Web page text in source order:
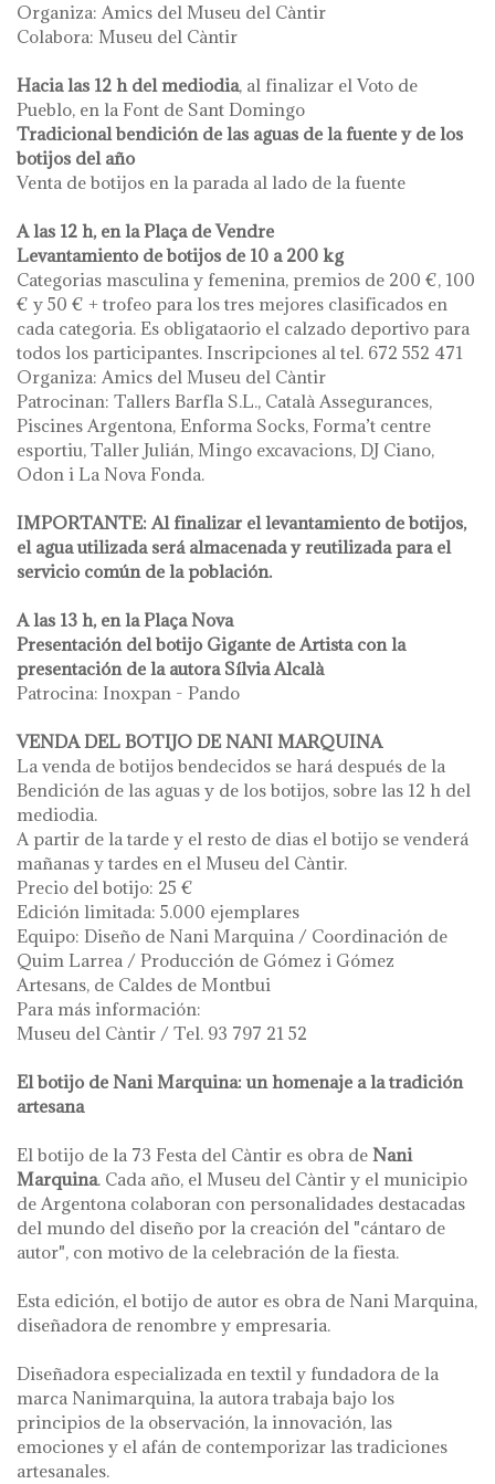
Organiza: Amics del Museu del Càntir
Colabora: Museu del Càntir
Hacia las 12 h del mediodia, al finalizar el Voto de
Pueblo, en la Font de Sant Domingo
Tradicional bendición de las aguas de la fuente y de los
botijos del año
Venta de botijos en la parada al lado de la fuente
A las 12 h, en la Plaça de Vendre
Levantamiento de botijos de 10 a 200 kg
Categorias masculina y femenina, premios de 200 €, 100
€ y 50 € + trofeo para los tres mejores clasificados en
cada categoria. Es obligataorio el calzado deportivo para
todos los participantes. Inscripciones al tel. 672 552 471
Organiza: Amics del Museu del Càntir
Patrocinan: Tallers Barfla S.L., Català Assegurances,
Piscines Argentona, Enforma Socks, Forma’t centre
esportiu, Taller Julián, Mingo excavacions, DJ Ciano,
Odon i La Nova Fonda.
IMPORTANTE: Al finalizar el levantamiento de botijos,
el agua utilizada será almacenada y reutilizada para el
servicio común de la población.
A las 13 h, en la Plaça Nova
Presentación del botijo Gigante de Artista con la
presentación de la autora Sílvia Alcalà
Patrocina: Inoxpan - Pando
VENDA DEL BOTIJO DE NANI MARQUINA
La venda de botijos bendecidos se hará después de la
Bendición de las aguas y de los botijos, sobre las 12 h del
mediodia.
A partir de la tarde y el resto de dias el botijo se venderá
mañanas y tardes en el Museu del Càntir.
Precio del botijo: 25 €
Edición limitada: 5.000 ejemplares
Equipo: Diseño de Nani Marquina / Coordinación de
Quim Larrea / Producción de Gómez i Gómez
Artesans, de Caldes de Montbui
Para más información:
Museu del Càntir / Tel. 93 797 21 52
El botijo de Nani Marquina: un homenaje a la tradición
artesana
El botijo de la 73 Festa del Càntir es obra de Nani
Marquina. Cada año, el Museu del Càntir y el municipio
de Argentona colaboran con personalidades destacadas
del mundo del diseño por la creación del "cántaro de
autor", con motivo de la celebración de la fiesta.
Esta edición, el botijo de autor es obra de Nani Marquina,
diseñadora de renombre y empresaria.
Diseñadora especializada en textil y fundadora de la
marca Nanimarquina, la autora trabaja bajo los
principios de la observación, la innovación, las
emociones y el afán de contemporizar las tradiciones
artesanales.